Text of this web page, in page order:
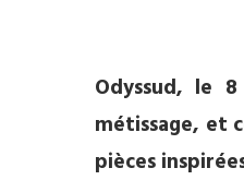
Odyssud, le
métissage, et
pièces